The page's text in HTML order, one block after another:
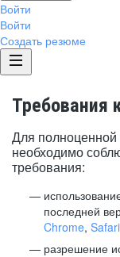
Войти
Войти
Создать резюме
Требования
Для полноценной
необходимо
требования:
последней
Chrome, Safari
разрешение